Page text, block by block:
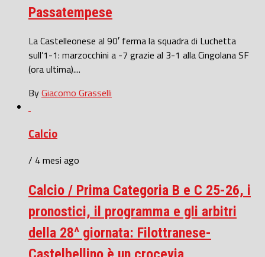
Passatempese
La Castelleonese al 90′ ferma la squadra di Luchetta
sull’1-1: marzocchini a -7 grazie al 3-1 alla Cingolana SF
(ora ultima)....
ByGiacomo Grasselli
Calcio
/ 4 mesi ago
Calcio / Prima Categoria B e C 25-26, i
pronostici, il programma e gli arbitri
della 28^ giornata: Filottranese-